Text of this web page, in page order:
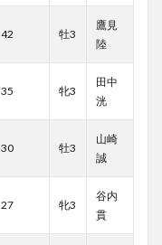
42 牡3
鷹見
陸
35 牝3
田中
洸
30 牡3
山崎
誠
27 牝3
谷内
貫